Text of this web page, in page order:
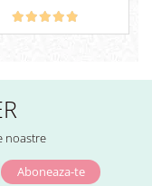
noastre